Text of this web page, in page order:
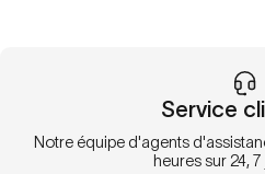
Service
Notre équipe d'agents
heures sur 24, 7